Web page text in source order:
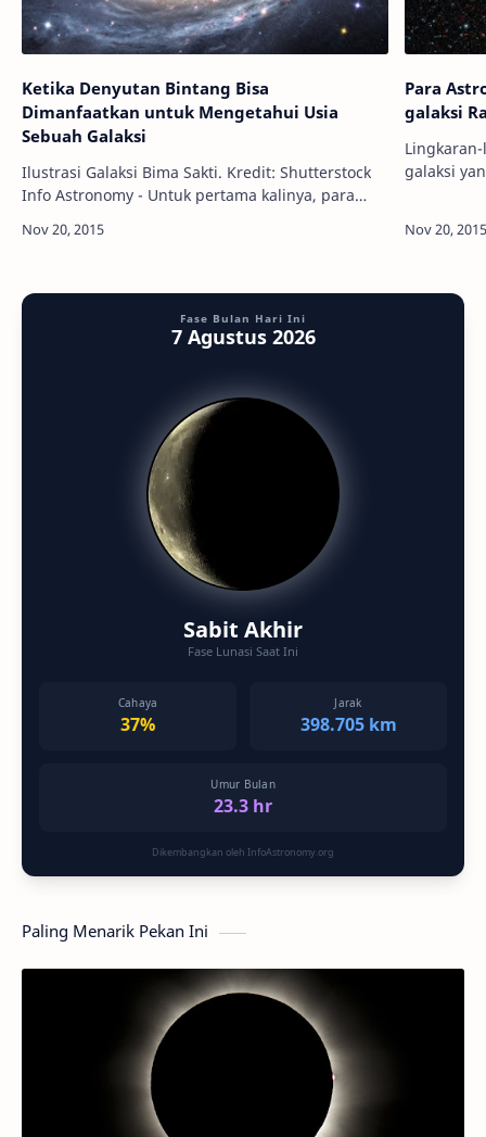
Ketika Denyutan Bintang Bisa
Dimanfaatkan untuk Mengetahui Usia
Sebuah Galaksi
Ilustrasi Galaksi Bima Sakti. Kredit: Shutterstock
Info Astronomy - Untuk pertama kalinya, para
denyutan bintang tua dapat memengaruhi j…
Para
galaksi
galaksi
Fase Bulan Hari Ini
7 Agustus 2026
Sabit Akhir
Fase Lunasi Saat Ini
Cahaya
37%
Jarak
398.705 km
Umur Bulan
23.3 hr
Dikembangkan oleh InfoAstronomy.org
Paling Menarik Pekan Ini